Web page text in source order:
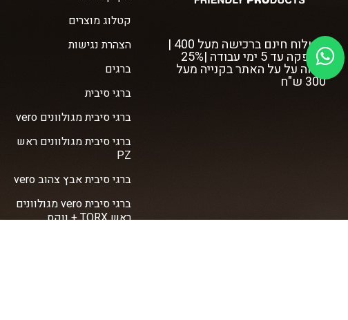
משלוח חינם ברכישה מעל 400 |
אספקה עד 5 ימי עבודה |25%
הנחה על על האתר בקנייה מעל
300 ש"ח
קטלוג מוצרים
הצהרת נגישות
ברגים
ברגי סיבית
ברגי סיבית מגולוונים vero
ברגי סיבית מגולוונים ראש
PZ
ברגי סיבית אבץ צהוב vero
ברגי סיבית vero מגולוונים
ראש TORX + ווקס